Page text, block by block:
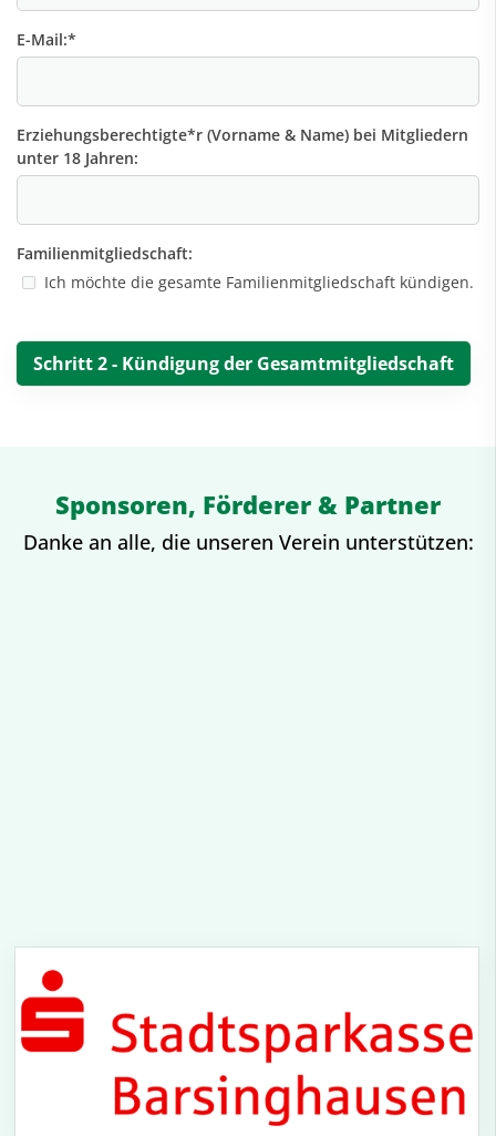
E-Mail:*
Erziehungsberechtigte*r (Vorname & Name) bei Mitgliedern
unter 18 Jahren:
Familienmitgliedschaft:
Ich möchte die gesamte Familienmitgliedschaft kündigen.
Sponsoren, Förderer & Partner
Danke an alle, die unseren Verein unterstützen: